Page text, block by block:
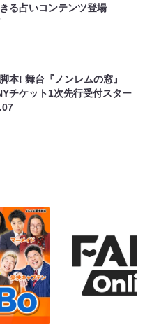
る占いコンテンツ登場
本! 舞台『ノンレムの窓』
チケット1次先行受付スター